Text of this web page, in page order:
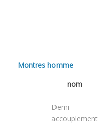
Montres homme
nom
Demi-
accouplement